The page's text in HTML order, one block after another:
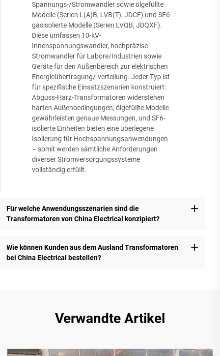
Spannungs-/Stromwandler sowie ölgefüllte
Modelle (Serien L(A)B, LVB(T), JDCF) und SF6-
gasisolierte Modelle (Serien LVQB, JDQXF).
Diese umfassen 10-kV-
Innenspannungswandler, hochpräzise
Stromwandler für Labore/Industrien sowie
Geräte für den Außenbereich zur elektrischen
Energieübertragung/-verteilung. Jeder Typ ist
für spezifische Einsatzszenarien konstruiert:
Abguss-Harz-Transformatoren widerstehen
harten Außenbedingungen, ölgefüllte Modelle
gewährleisten genaue Messungen, und SF6-
isolierte Einheiten bieten eine überlegene
Isolierung für Hochspannungsanwendungen
– somit werden sämtliche Anforderungen
diverser Stromversorgungssysteme
vollständig erfüllt.
Für welche Anwendungsszenarien sind die
Transformatoren von China Electrical konzipiert?
Wie können Kunden aus dem Ausland Transformatoren
bei China Electrical bestellen?
Verwandte Artikel